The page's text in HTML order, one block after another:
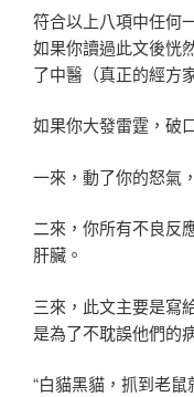
符合以上八項中任何
如果你讀過此文後恍
了中醫（真正的經方
如果你大發雷霆，
一來，動了你的怒氣
二來，你所有不良反
肝臟。
三來，此文主要是寫
是為了不耽誤他們的
“白貓黑貓，抓到老